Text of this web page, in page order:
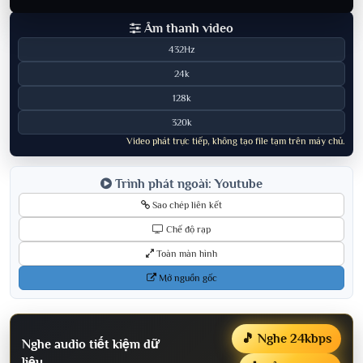
Âm thanh video
432Hz
24k
128k
320k
Video phát trực tiếp, không tạo file tạm trên máy chủ.
Trình phát ngoài: Youtube
Sao chép liên kết
Chế độ rạp
Toàn màn hình
Mở nguồn gốc
Nghe audio tiết kiệm dữ
🎵 Nghe 24kbps